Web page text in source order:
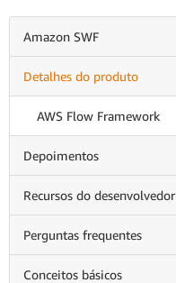
Amazon SWF
Detalhes do produto
AWS Flow Framework
Depoimentos
Recursos do desenvolvedor
Perguntas frequentes
Conceitos básicos